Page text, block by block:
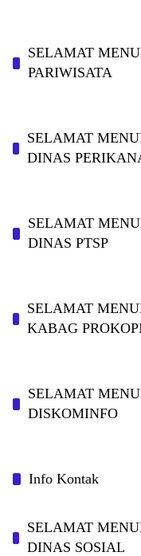
SELAMAT
PARIWISATA
SELAMAT
DINAS
SELAMAT
DINAS PTSP
SELAMAT
KABAG
SELAMAT
DISKOMINFO
Info Kontak
SELAMAT
DINAS SOSIAL